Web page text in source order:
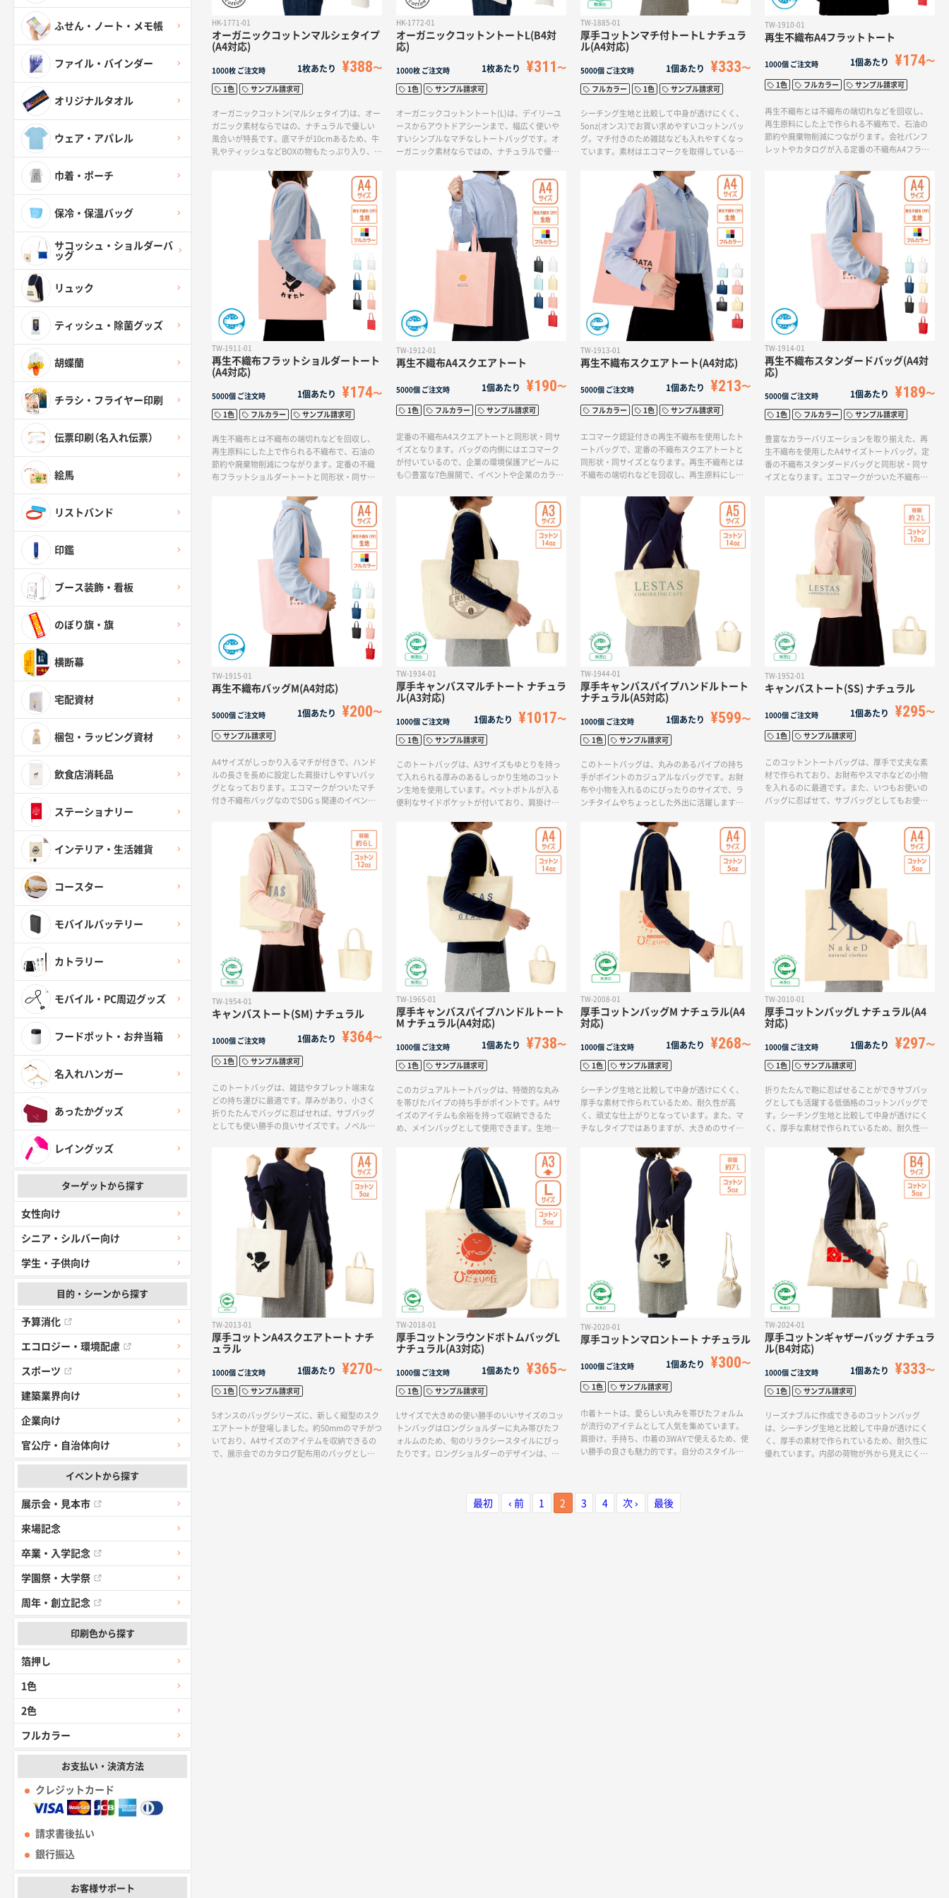
ふせん・ノート・メモ帳
ファイル・バインダー
オリジナルタオル
ウェア・アパレル
巾着・ポーチ
保冷・保温バッグ
サコッシュ・ショルダーバ
ッグ
リュック
ティッシュ・除菌グッズ
胡蝶蘭
チラシ・フライヤー印刷
伝票印刷（名入れ伝票）
絵馬
リストバンド
印鑑
ブース装飾・看板
のぼり旗・旗
横断幕
宅配資材
梱包・ラッピング資材
飲食店消耗品
ステーショナリー
インテリア・生活雑貨
コースター
モバイルバッテリー
カトラリー
モバイル・PC周辺グッズ
フードポット・お弁当箱
名入れハンガー
あったかグッズ
レイングッズ
ターゲットから探す
女性向け
シニア・シルバー向け
学生・子供向け
目的・シーンから探す
予算消化
エコロジー・環境配慮
スポーツ
建築業界向け
企業向け
官公庁・自治体向け
イベントから探す
展示会・見本市
来場記念
卒業・入学記念
学園祭・大学祭
周年・創立記念
印刷色から探す
箔押し
1色
2色
フルカラー
お支払い・決済方法
クレジットカード
請求書後払い
銀行振込
お客様サポート
HK-1771-01
オーガニックコットンマルシェタイプ
(A4対応)
1000枚 ご注文時 1枚あたり ¥388
1色 サンプル請求可
オーガニックコットン(マルシェタイプ)は、オー
ガニック素材ならではの、ナチュラルで優しい
風合いが特長です。底マチが10cmあるため、牛
乳やティッシュなどBOXの物もたっぷり入り、し
バッグ前面に大きく1色印刷が可能です。素材に
こだわってオリジナルバッグを作りたい方にお
HK-1772-01
オーガニックコットントートL(B4対
応)
1000枚 ご注文時 1枚あたり ¥311
1色 サンプル請求可
オーガニックコットントート(L)は、デイリーユ
ースからアウトドアシーンまで、幅広く使いや
すいシンプルなマチなしトートバッグです。オ
ーガニック素材ならではの、ナチュラルで優し
刷が可能です。素材にこだわってオリジナルバ
ッグを作りたい方におすすめです。
TW-1885-01
厚手コットンマチ付トートL ナチュラ
ル(A4対応)
5000個 ご注文時 1個あたり ¥333
フルカラー 1色 サンプル請求可
シーチング生地と比較して中身が透けにくく、
5onz(オンス）でお買い求めやすいコットンバッ
グ。マチ付きのため雑誌なども入れやすくなっ
ています。素材はエコマークを取得している無
にもおすすめです。どんなシーンでも活躍する
定番舟形コットントートバッグです。
TW-1910-01
再生不織布A4フラットトート
1000個 ご注文時 1個あたり ¥174
1色 フルカラー サンプル請求可
再生不織布とは不織布の端切れなどを回収し、
再生原料にした上で作られる不織布で、石油の
節約や廃棄物削減につながります。会社パンフ
レットやカタログが入る定番の不織布A4フラッ
グの内側にはエコマークが付いているので、企
業の環境保護アピールにも◎本体色は幅広いニ
ーズに対応する全7色展開です。ショッパー、展
示会で使用する配布用トートバッグなどに最適
TW-1911-01
再生不織布フラットショルダートート
(A4対応)
5000個 ご注文時 1個あたり ¥174
1色 フルカラー サンプル請求可
再生不織布とは不織布の端切れなどを回収し、
再生原料にした上で作られる不織布で、石油の
節約や廃棄物削減につながります。定番の不織
布フラットショルダートートと同形状・同サイ
付いているので、企業の環境保護アピールにも
◎A4サイズが入るスマートなショルダータイプ
のトートバッグなので肩にもかけられ、配りや
すく受け取りやすい持ち手の長さです。本体色
は幅広いニーズに対応する全7色展開。フルカラ
ー印刷も可能なので企業ロゴも印刷できます。
展示会やオープンキャンパスなどで利用する配
布用トートとして人気です。
TW-1912-01
再生不織布A4スクエアトート
5000個 ご注文時 1個あたり ¥190
1色 フルカラー サンプル請求可
定番の不織布A4スクエアトートと同形状・同サ
イズとなります。バッグの内側にはエコマーク
が付いているので、企業の環境保護アピールに
も◎豊富な7色展開で、イベントや企業のカラー
トートにおすすめの商品です。再生不織布とは
不織布の端切れなどを回収し、再生原料にした
上で作られる不織布で、石油の節約や廃棄物削
減につながります。
TW-1913-01
再生不織布スクエアトート(A4対応)
5000個 ご注文時 1個あたり ¥213
フルカラー 1色 サンプル請求可
エコマーク認証付きの再生不織布を使用したト
ートバッグで、定番の不織布スクエアトートと
同形状・同サイズとなります。再生不織布とは
不織布の端切れなどを回収し、再生原料にした
減につながります。バッグの内側にはエコマー
クが付いているので、企業の環境保護アピール
にも◎横型形状の広いマチ付タイプでA4サイズ
もゆとりを持って入れられます。展示会やオー
プンキャンパスなどで利用する配布用トートに
ピッタリです。
TW-1914-01
再生不織布スタンダードバッグ(A4対
応)
5000個 ご注文時 1個あたり ¥189
1色 フルカラー サンプル請求可
豊富なカラーバリエーションを取り揃えた、再
生不織布を使用したA4サイズトートバッグ。定
番の不織布スタンダードバッグと同形状・同サ
イズとなります。エコマークがついた不織布バ
ープンキャンパスなどにもおススメ。また、単
色からフルカラー印刷まで対応しており、企業
ロゴやキャラクターなども印刷して頂けるので
アパレルブランドのショッパーとしてもご利用
頂けます。再生不織布とは不織布の端切れなど
を回収し、再生原料にした上で作られる不織布
で、石油の節約や廃棄物削減につながります。
TW-1915-01
再生不織布バッグM(A4対応)
5000個 ご注文時 1個あたり ¥200
サンプル請求可
A4サイズがしっかり入るマチが付きで、ハンド
ルの長さを長めに設定した肩掛けしやすいバッ
グとなっております。エコマークがついたマチ
付き不織布バッグなのでSDGｓ関連のイベント
レルのショッパーにもおススメ。再生不織布と
は不織布の端切れなどを回収し、再生原料にし
た上で作られる不織布で、石油の節約や廃棄物
削減につながります。
TW-1934-01
厚手キャンバスマルチトート ナチュラ
ル(A3対応)
1000個 ご注文時 1個あたり ¥1017
1色 サンプル請求可
このトートバッグは、A3サイズもゆとりを持っ
て入れられる厚みのあるしっかり生地のコット
ン生地を使用しています。ペットボトルが入る
便利なサイドポケットが付いており、肩掛けも
グとしてもおすすめです。物販としてもご利用
いただけます。単色印刷に対応しており、お好
みのデザインでオリジナルトートバッグを作る
ことができます。※エコマーク付
TW-1944-01
厚手キャンバスパイプハンドルトート
ナチュラル(A5対応)
1000個 ご注文時 1個あたり ¥599
1色 サンプル請求可
このトートバッグは、丸みのあるパイプの持ち
手がポイントのカジュアルなバッグです。お財
布や小物を入れるのにぴったりのサイズで、ラ
ンチタイムやちょっとした外出に活躍します。
ンのやさしい質感が魅力的です。※エコマーク
TW-1952-01
キャンバストート(SS) ナチュラル
1000個 ご注文時 1個あたり ¥295
1色 サンプル請求可
このコットントートバッグは、厚手で丈夫な素
材で作られており、お財布やスマホなどの小物
を入れるのに最適です。また、いつもお使いの
バッグに忍ばせて、サブバッグとしてもお使い
ど、幅広い用途にご利用いただけます。単色印
刷に対応しているので、お好みのデザインでオ
リジナルトートバッグを作成することができま
す。※エコマーク付
TW-1954-01
キャンバストート(SM) ナチュラル
1000個 ご注文時 1個あたり ¥364
1色 サンプル請求可
このトートバッグは、雑誌やタブレット端末な
どの持ち運びに最適です。厚みがあり、小さく
折りたたんでバッグに忍ばせれば、サブバッグ
としても使い勝手の良いサイズです。ノベルテ
す。単色印刷に対応しているので、お好みのデ
ザインでオリジナルトートバッグを作成するこ
とができます。※エコマーク付
TW-1965-01
厚手キャンバスパイプハンドルトート
M ナチュラル(A4対応)
1000個 ご注文時 1個あたり ¥738
1色 サンプル請求可
このカジュアルトートバッグは、特徴的な丸み
を帯びたパイプの持ち手がポイントです。A4サ
イズのアイテムも余裕を持って収納できるた
め、メインバッグとして使用できます。生地も
な質感が魅力的です。単色印刷に対応してお
り、お好みのデザインでオリジナルトートバッ
グを作ることができます。販路も多岐にわた
り、ノベルティや小売販売など、さまざまな用
途に幅広く活用できます。※エコマーク付
TW-2008-01
厚手コットンバッグM ナチュラル(A4
対応)
1000個 ご注文時 1個あたり ¥268
1色 サンプル請求可
シーチング生地と比較して中身が透けにくく、
厚手な素材で作られているため、耐久性が高
く、頑丈な仕上がりとなっています。また、マ
チなしタイプではありますが、大きめのサイズ
ルチに使える汎用性があります。折りたたんで
小さな鞄に忍ばせることができるため、持ち運
びに便利なサブバッグとしても活用できます。
※エコマーク付き
TW-2010-01
厚手コットンバッグL ナチュラル(A4
対応)
1000個 ご注文時 1個あたり ¥297
1色 サンプル請求可
折りたたんで鞄に忍ばせることができサブバッ
グとしても活躍する低価格のコットンバッグで
す。シーチング生地と比較して中身が透けにく
く、厚手な素材で作られているため、耐久性が
しタイプであるものの、大きめのサイズのため
多くの荷物を収納できます。買い物や旅行など
の際に便利に活用することができ、マルチに使
える汎用性があります。※エコマーク付き
TW-2013-01
厚手コットンA4スクエアトート ナチ
ュラル
1000個 ご注文時 1個あたり ¥270
1色 サンプル請求可
5オンスのバッグシリーズに、新しく縦型のスク
エアトートが登場しました。約50mmのマチがつ
いており、A4サイズのアイテムを収納できるの
で、展示会でのカタログ配布用のバッグとして
TW-2018-01
厚手コットンラウンドボトムバッグL
ナチュラル(A3対応)
1000個 ご注文時 1個あたり ¥365
1色 サンプル請求可
Lサイズで大きめの使い勝手のいいサイズのコッ
トンバッグはロングショルダーに丸み帯びたフ
ォルムのため、旬のリラクシースタイルにぴっ
たりです。ロングショルダーのデザインは、肩
名入れが映える低価格のコットンバッグは、シ
ーチング生地と比較して中身が透けにくく、厚
TW-2020-01
厚手コットンマロントート ナチュラル
1000個 ご注文時 1個あたり ¥300
1色 サンプル請求可
巾着トートは、愛らしい丸みを帯びたフォルム
が流行のアイテムとして人気を集めています。
肩掛け、手持ち、巾着の3WAYで使えるため、使
い勝手の良さも魅力的です。自分のスタイルや
さを残した5オンスのコットン素材を使用してい
るため、耐久性と快適性を両立しています。シ
TW-2024-01
厚手コットンギャザーバッグ ナチュラ
ル(B4対応)
1000個 ご注文時 1個あたり ¥333
1色 サンプル請求可
リーズナブルに作成できるのコットンバッグ
は、シーチング生地と比較して中身が透けにく
く、厚手の素材で作られているため、耐久性に
優れています。内部の荷物が外から見えにくい
最初 ‹ 前 1 2 3 4 次 › 最後